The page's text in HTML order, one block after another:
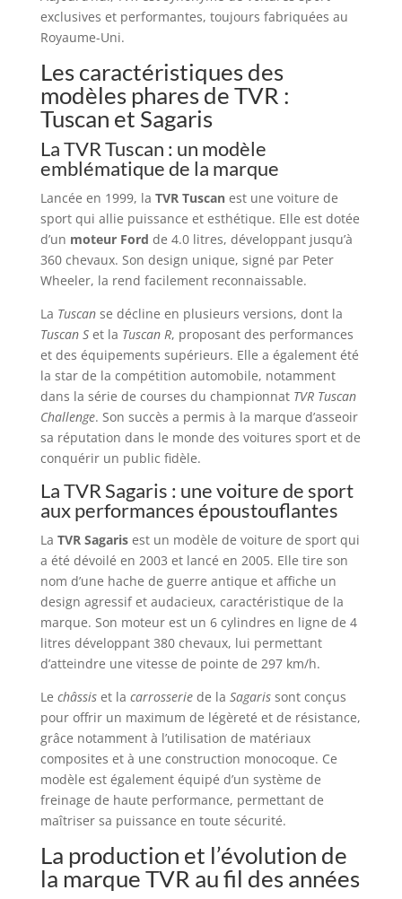
exclusives et performantes, toujours fabriquées au
Royaume-Uni.
Les caractéristiques des
modèles phares de TVR :
Tuscan et Sagaris
La TVR Tuscan : un modèle
emblématique de la marque
Lancée en 1999, la TVR Tuscanest une voiture de
sport qui allie puissance et esthétique. Elle est dotée
d’un moteur Ford de 4.0 litres, développant jusqu’à
360 chevaux. Son design unique, signé par Peter
Wheeler, la rend facilement reconnaissable.
La Tuscanse décline en plusieurs versions, dont la
Tuscan Set la Tuscan R, proposant des performances
et des équipements supérieurs. Elle a également été
la star de la compétition automobile, notamment
dans la série de courses du championnat TVR Tuscan
Challenge. Son succès a permis à la marque d’asseoir
sa réputation dans le monde des voitures sport et de
conquérir un public fidèle.
La TVR Sagaris : une voiture de sport
aux performances époustouflantes
La TVR Sagarisest un modèle de voiture de sport qui
a été dévoilé en 2003 et lancé en 2005. Elle tire son
nom d’une hache de guerre antique et affiche un
design agressif et audacieux, caractéristique de la
marque. Son moteur est un 6 cylindres en ligne de 4
litres développant 380 chevaux, lui permettant
d’atteindre une vitesse de pointe de 297 km/h.
Le châssiset la carrosseriede la Sagarissont conçus
pour offrir un maximum de légèreté et de résistance,
grâce notamment à l’utilisation de matériaux
composites et à une construction monocoque. Ce
modèle est également équipé d’un système de
freinage de haute performance, permettant de
maîtriser sa puissance en toute sécurité.
La production et l’évolution de
la marque TVR au fil des années